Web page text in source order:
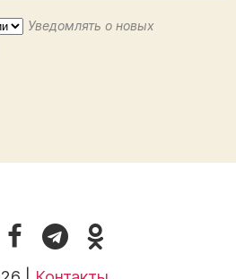
Уведомлять о новых